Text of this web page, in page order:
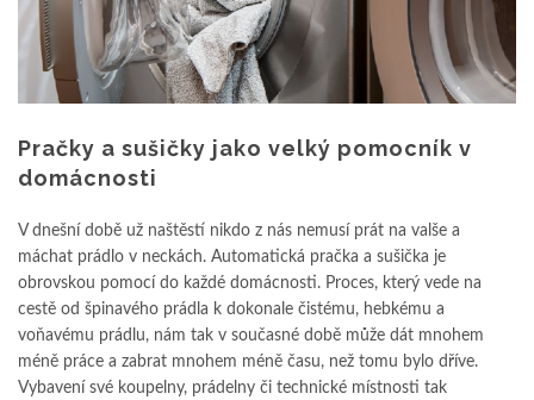
Pračky a sušičky jako velký pomocník v
domácnosti
V dnešní době už naštěstí nikdo z nás nemusí prát na valše a
máchat prádlo v neckách. Automatická pračka a sušička je
obrovskou pomocí do každé domácnosti. Proces, který vede na
cestě od špinavého prádla k dokonale čistému, hebkému a
voňavému prádlu, nám tak v současné době může dát mnohem
méně práce a zabrat mnohem méně času, než tomu bylo dříve.
Vybavení své koupelny, prádelny či technické místnosti tak